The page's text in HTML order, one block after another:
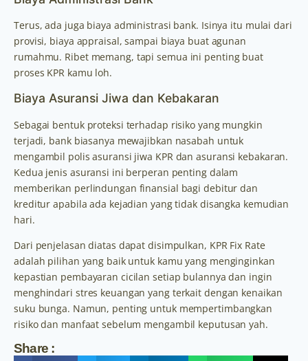
Terus, ada juga biaya administrasi bank. Isinya itu mulai dari
provisi, biaya appraisal, sampai biaya buat agunan
rumahmu. Ribet memang, tapi semua ini penting buat
proses KPR kamu loh.
Biaya Asuransi Jiwa dan Kebakaran
Sebagai bentuk proteksi terhadap risiko yang mungkin
terjadi, bank biasanya mewajibkan nasabah untuk
mengambil polis asuransi jiwa KPR dan asuransi kebakaran.
Kedua jenis asuransi ini berperan penting dalam
memberikan perlindungan finansial bagi debitur dan
kreditur apabila ada kejadian yang tidak disangka kemudian
hari.
Dari penjelasan diatas dapat disimpulkan, KPR Fix Rate
adalah pilihan yang baik untuk kamu yang menginginkan
kepastian pembayaran cicilan setiap bulannya dan ingin
menghindari stres keuangan yang terkait dengan kenaikan
suku bunga. Namun, penting untuk mempertimbangkan
risiko dan manfaat sebelum mengambil keputusan yah.
Share :